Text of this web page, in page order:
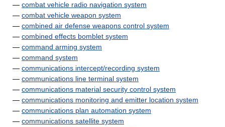
— combat vehicle radio navigation system
— combat vehicle weapon system
— combined air defense weapons control system
— combined effects bomblet system
— command arming system
— command system
— communications intercept/recording system
— communications line terminal system
— communications material security control system
— communications monitoring and emitter location system
— communications plan automation system
— communications satellite system